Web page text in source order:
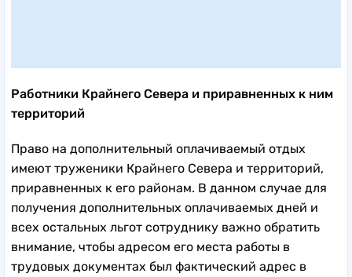
Работники Крайнего Севера и приравненных к ним
территорий
Право на дополнительный оплачиваемый отдых
имеют труженики Крайнего Севера и территорий,
приравненных к его районам. В данном случае для
получения дополнительных оплачиваемых дней и
всех остальных льгот сотруднику важно обратить
внимание, чтобы адресом его места работы в
трудовых документах был фактический адрес в